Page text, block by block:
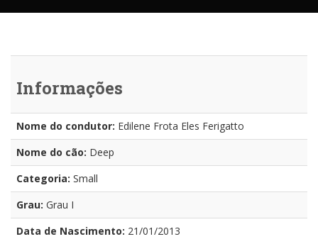
Informações
Nome do condutor: Edilene Frota Eles Ferigatto
Nome do cão: Deep
Categoria: Small
Grau: Grau I
Data de Nascimento: 21/01/2013